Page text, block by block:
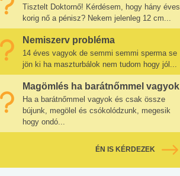
Tisztelt Doktornő! Kérdésem, hogy hány éves
korig nő a pénisz? Nekem jelenleg 12 cm...
Nemiszerv probléma
14 éves vagyok de semmi semmi sperma se
jön ki ha maszturbálok nem tudom hogy jól...
Magömlés ha barátnőmmel vagyok
Ha a barátnőmmel vagyok és csak össze
bújunk, megölel és csókolódzunk, megesik
hogy ondó...
ÉN IS KÉRDEZEK